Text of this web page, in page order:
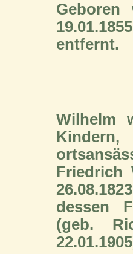
entfernt.
Wilhelm
Friedrich
dessen
(geb.